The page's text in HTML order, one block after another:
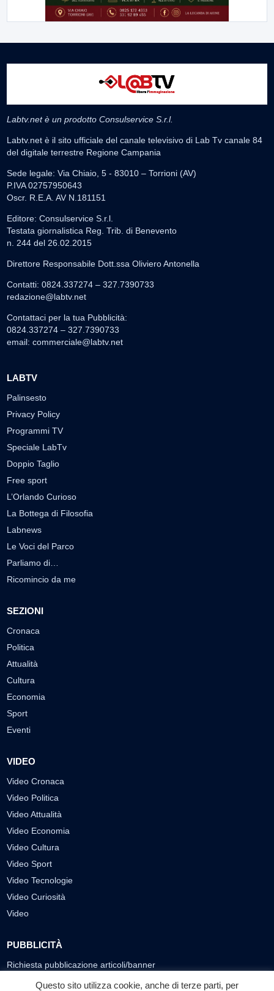
Labtv.net è un prodotto Consulservice S.r.l.
Labtv.net è il sito ufficiale del canale televisivo di Lab Tv canale 84
del digitale terrestre Regione Campania
Sede legale: Via Chiaio, 5 - 83010 – Torrioni (AV)
P.IVA 02757950643
Oscr. R.E.A. AV N.181151
Editore: Consulservice S.r.l.
Testata giornalistica Reg. Trib. di Benevento
n. 244 del 26.02.2015
Direttore Responsabile Dott.ssa Oliviero Antonella
Contatti: 0824.337274 – 327.7390733
redazione@labtv.net
Contattaci per la tua Pubblicità:
0824.337274 – 327.7390733
email: commerciale@labtv.net
LABTV
Palinsesto
Privacy Policy
Programmi TV
Speciale LabTv
Doppio Taglio
Free sport
L’Orlando Curioso
La Bottega di Filosofia
Labnews
Le Voci del Parco
Parliamo di…
Ricomincio da me
SEZIONI
Cronaca
Politica
Attualità
Cultura
Economia
Sport
Eventi
VIDEO
Video Cronaca
Video Politica
Video Attualità
Video Economia
Video Cultura
Video Sport
Video Tecnologie
Video Curiosità
Video
PUBBLICITÀ
Richiesta pubblicazione articoli/banner
Questo sito utilizza cookie, anche di terze parti, per